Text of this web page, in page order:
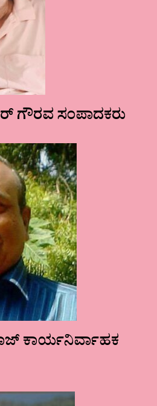
ಗೌರವ ಸಂಪಾದಕರು
ಕಾರ್ಯನಿರ್ವಾಹಕ